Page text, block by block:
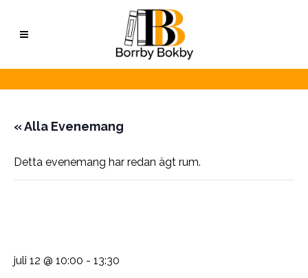
« Alla Evenemang
Detta evenemang har redan ägt rum.
juli 12 @ 10:00 - 13:30